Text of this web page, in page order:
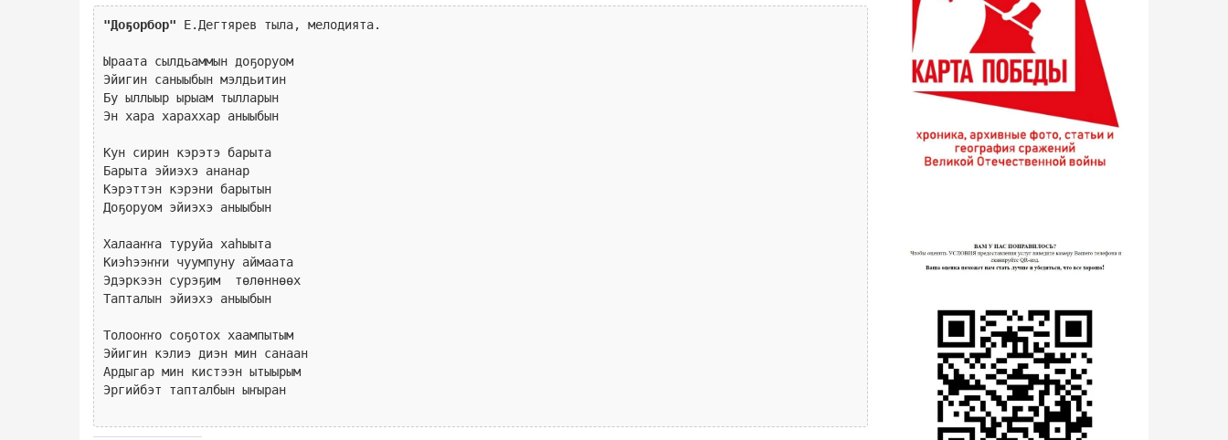
"Доҕорбор" Е.Дегтярев тыла, мелодията.
Ыраата сылдьаммын доҕоруом
Эйигин саныыбын мэлдьитин
Бу ыллыыр ырыам тылларын
Эн хара хараххар аныыбын
Кун сирин кэрэтэ барыта
Барыта эйиэхэ ананар
Кэрэттэн кэрэни барытын
Доҕоруом эйиэхэ аныыбын
Халааҥҥа туруйа хаһыыта
Киэһээҥҥи чуумпуну аймаата
Эдэркээн сурэҕим  төлөннөөх
Тапталын эйиэхэ аныыбын
Толооҥҥо соҕотох хаампытым
Эйигин кэлиэ диэн мин санаан
Ардыгар мин кистээн ытыырым
Эргийбэт тапталбын ыҥыран